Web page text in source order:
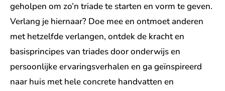
geholpen om zo’n triade te starten en vorm te geven.
Verlang je hiernaar? Doe mee en ontmoet anderen
met hetzelfde verlangen, ontdek de kracht en
basisprincipes van triades door onderwijs en
persoonlijke ervaringsverhalen en ga geïnspireerd
naar huis met hele concrete handvatten en